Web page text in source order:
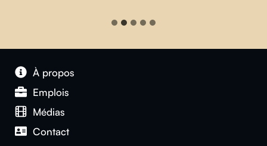
À propos
Emplois
Médias
Contact